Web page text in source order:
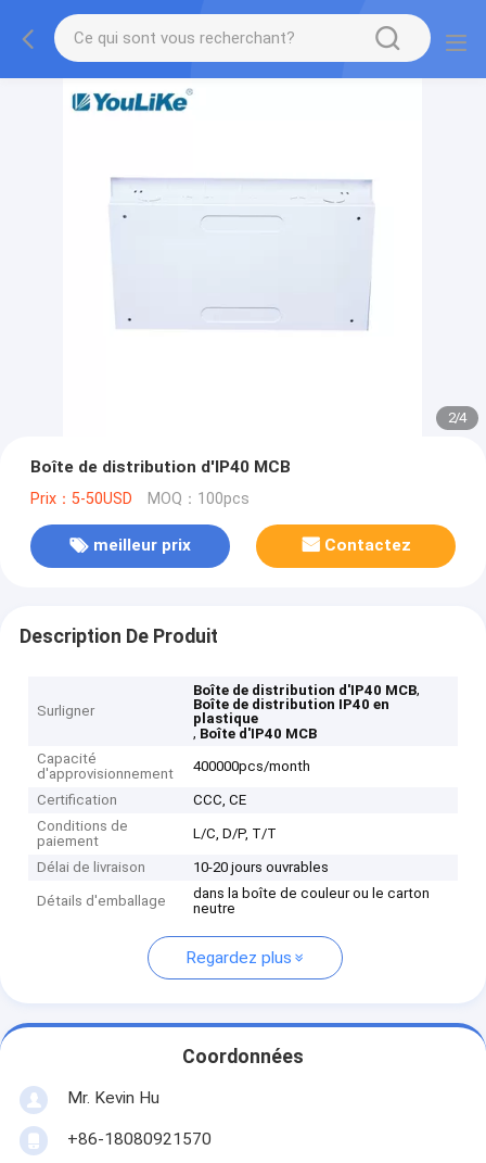
2/4
Boîte de distribution d'IP40 MCB
Prix：5-50USD MOQ：100pcs
meilleur prix Contactez
Description De Produit
Surligner
Boîte de distribution d'IP40 MCB,
Boîte de distribution IP40 en
plastique
, Boîte d'IP40 MCB
Capacité
d'approvisionnement
400000pcs/month
Certification
CCC, CE
Conditions de
paiement
L/C, D/P, T/T
Délai de livraison 10-20 jours ouvrables
Détails d'emballage
dans la boîte de couleur ou le carton
neutre
Regardez plus
Coordonnées
Mr. Kevin Hu
+86-18080921570